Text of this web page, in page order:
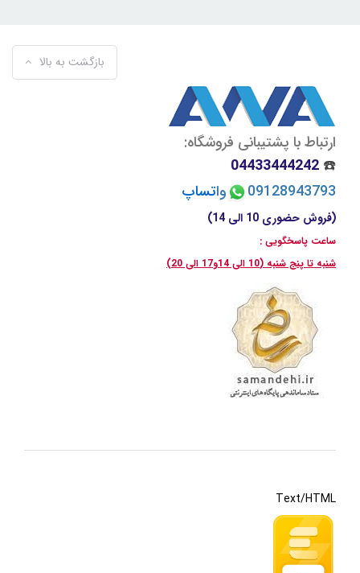
بازگشت به بالا
ارتباط با پشتیبانی فروشگاه:
☎️
04433444242
09128943793
واتساپ
(فروش حضوری 10 الی 14)
ساعت پاسخگویی :
شنبه تا پنج شنبه (10 الی 14و17 الی 20)
Text/HTML